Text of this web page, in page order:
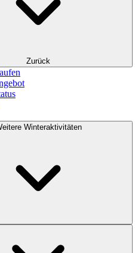
Zurück
Winteraktivitäten